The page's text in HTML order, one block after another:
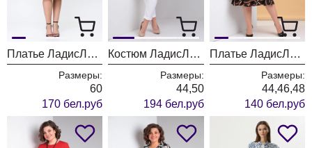
Платье ЛадисЛайн 1495 натуральный+черный
Размеры:
60
170 бел.руб
Костюм ЛадисЛайн 1487 коралл + белый
Размеры:
44,50
194 бел.руб
Платье ЛадисЛайн 1485 черный - бронза
Размеры:
44,46,48
140 бел.руб